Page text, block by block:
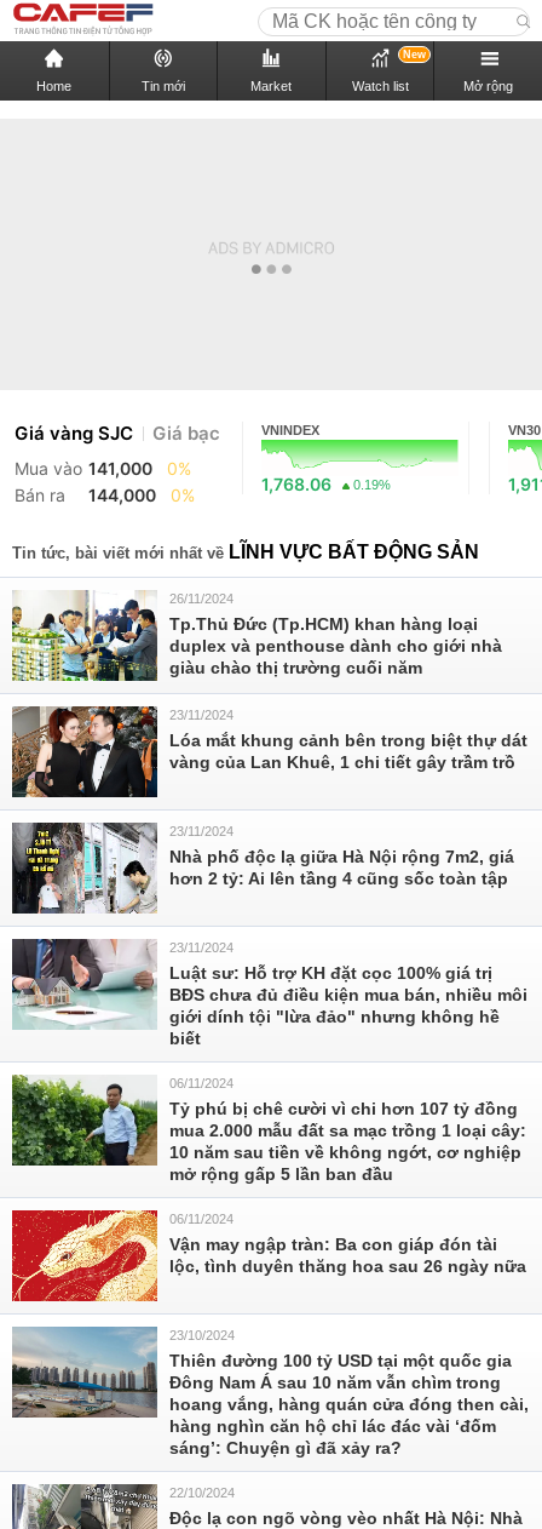
Home Tin mới Market Watch list
New
Mở rộng
Giá vàng SJC Giá bạc
Mua vào 141,000
0%
Bán ra
144,000 0%
VNINDEX
1,768.06 0.19%
VN30
Tin tức, bài viết mới nhất về LĨNH VỰC BẤT ĐỘNG SẢN
26/11/2024
Tp.Thủ Đức (Tp.HCM) khan hàng loại
duplex và penthouse dành cho giới nhà
giàu chào thị trường cuối năm
23/11/2024
Lóa mắt khung cảnh bên trong biệt thự dát
vàng của Lan Khuê, 1 chi tiết gây trầm trồ
23/11/2024
Nhà phố độc lạ giữa Hà Nội rộng 7m2, giá
hơn 2 tỷ: Ai lên tầng 4 cũng sốc toàn tập
23/11/2024
Luật sư: Hỗ trợ KH đặt cọc 100% giá trị
BĐS chưa đủ điều kiện mua bán, nhiều môi
giới dính tội "lừa đảo" nhưng không hề
biết
06/11/2024
Tỷ phú bị chê cười vì chi hơn 107 tỷ đồng
mua 2.000 mẫu đất sa mạc trồng 1 loại cây:
10 năm sau tiền về không ngớt, cơ nghiệp
mở rộng gấp 5 lần ban đầu
06/11/2024
Vận may ngập tràn: Ba con giáp đón tài
lộc, tình duyên thăng hoa sau 26 ngày nữa
23/10/2024
Thiên đường 100 tỷ USD tại một quốc gia
Đông Nam Á sau 10 năm vẫn chìm trong
hoang vắng, hàng quán cửa đóng then cài,
hàng nghìn căn hộ chỉ lác đác vài ‘đốm
sáng’: Chuyện gì đã xảy ra?
22/10/2024
Độc lạ con ngõ vòng vèo nhất Hà Nội: Nhà